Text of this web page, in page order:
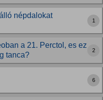
népdalokat
1
a 21. Perctol, es ez
tanca?
2
6